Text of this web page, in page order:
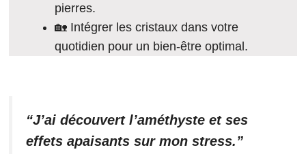
pierres.
🏡 Intégrer les cristaux dans votre
quotidien pour un bien-être optimal.
“J’ai découvert l’améthyste et ses
effets apaisants sur mon stress.”